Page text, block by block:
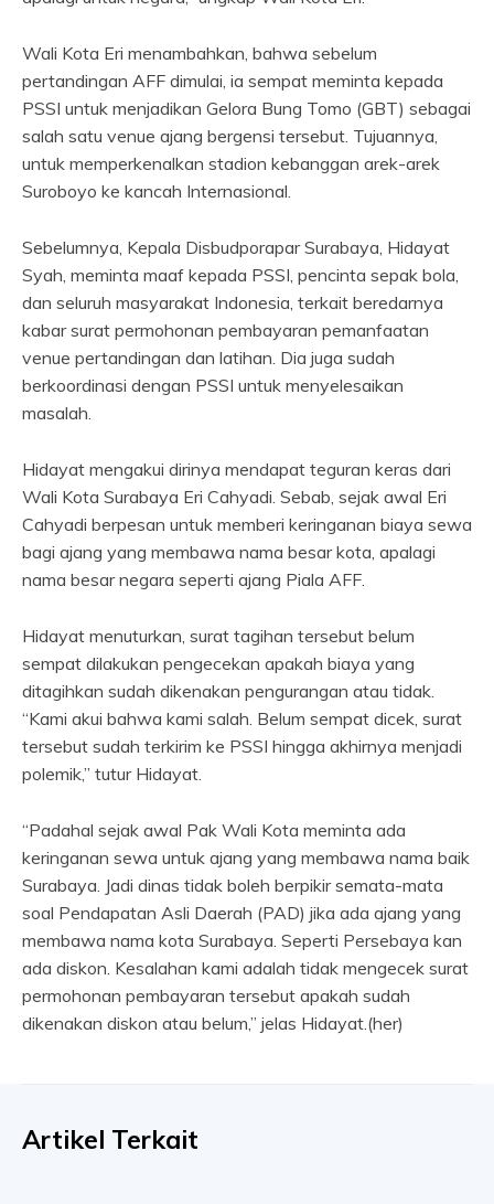
Wali Kota Eri menambahkan, bahwa sebelum
pertandingan AFF dimulai, ia sempat meminta kepada
PSSI untuk menjadikan Gelora Bung Tomo (GBT) sebagai
salah satu venue ajang bergensi tersebut. Tujuannya,
untuk memperkenalkan stadion kebanggan arek-arek
Suroboyo ke kancah Internasional.
Sebelumnya, Kepala Disbudporapar Surabaya, Hidayat
Syah, meminta maaf kepada PSSI, pencinta sepak bola,
dan seluruh masyarakat Indonesia, terkait beredarnya
kabar surat permohonan pembayaran pemanfaatan
venue pertandingan dan latihan. Dia juga sudah
berkoordinasi dengan PSSI untuk menyelesaikan
masalah.
Hidayat mengakui dirinya mendapat teguran keras dari
Wali Kota Surabaya Eri Cahyadi. Sebab, sejak awal Eri
Cahyadi berpesan untuk memberi keringanan biaya sewa
bagi ajang yang membawa nama besar kota, apalagi
nama besar negara seperti ajang Piala AFF.
Hidayat menuturkan, surat tagihan tersebut belum
sempat dilakukan pengecekan apakah biaya yang
ditagihkan sudah dikenakan pengurangan atau tidak.
“Kami akui bahwa kami salah. Belum sempat dicek, surat
tersebut sudah terkirim ke PSSI hingga akhirnya menjadi
polemik,” tutur Hidayat.
“Padahal sejak awal Pak Wali Kota meminta ada
keringanan sewa untuk ajang yang membawa nama baik
Surabaya. Jadi dinas tidak boleh berpikir semata-mata
soal Pendapatan Asli Daerah (PAD) jika ada ajang yang
membawa nama kota Surabaya. Seperti Persebaya kan
ada diskon. Kesalahan kami adalah tidak mengecek surat
permohonan pembayaran tersebut apakah sudah
dikenakan diskon atau belum,” jelas Hidayat.(her)
Artikel Terkait